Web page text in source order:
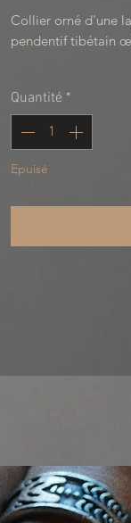
Collier orné d'une
pendentif tibétain
collaboration avec
Quantité *
Epuisé
Me notifier